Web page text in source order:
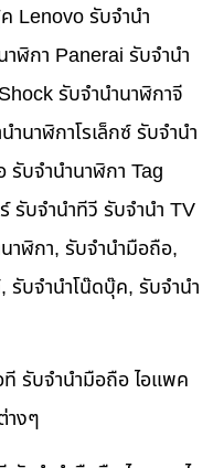
Lenovo รับจำนำ
ฬิกา Panerai รับจำนำ
รับจำนำนาฬิกาจี
นาฬิกาโรเล็กซ์ รับจำนำ
รับจำนำนาฬิกา Tag
รับจำนำทีวี รับจำนำ TV
าฬิกา, รับจำนำมือถือ,
รับจำนำโน๊ดบุ๊ค, รับจำนำ
ที รับจำนำมือถือ ไอแพค
างๆ